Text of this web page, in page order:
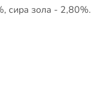
сира зола - 2,80%.